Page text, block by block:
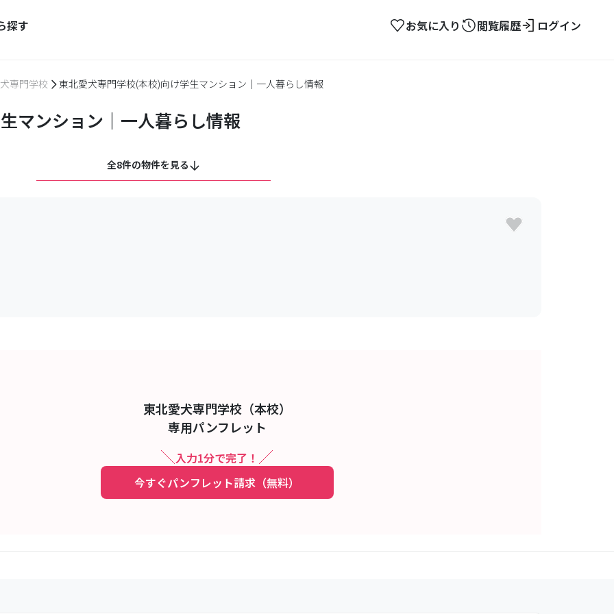
探す お気に入り 閲覧履歴 ログイン
専門学校 東北愛犬専門学校(本校)向け学生マンション｜一人暮らし情報
マンション｜一人暮らし情報
全8件の物件を見る
東北愛犬専門学校（本校）
専用パンフレット
入力1分で完了！
今すぐパンフレット請求（無料）